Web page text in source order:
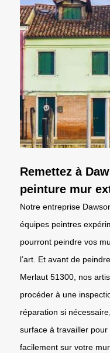
Remettez à
peinture mur
Notre entreprise
équipes peintres
pourront peindre vos
l’art. Et avant de
Merlaut 51300, nos
procéder à une
réparation si
surface à travailler
facilement sur votre